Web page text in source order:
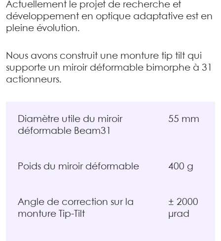
Actuellement le projet de recherche et
développement en optique adaptative est en
pleine évolution.
Nous avons construit une monture tip tilt qui
supporte un miroir déformable bimorphe à 31
actionneurs.
Diamètre utile du miroir
déformable Beam31
55 mm
Poids du miroir déformable 400 g
Angle de correction sur la
monture Tip-Tilt
± 2000
µrad